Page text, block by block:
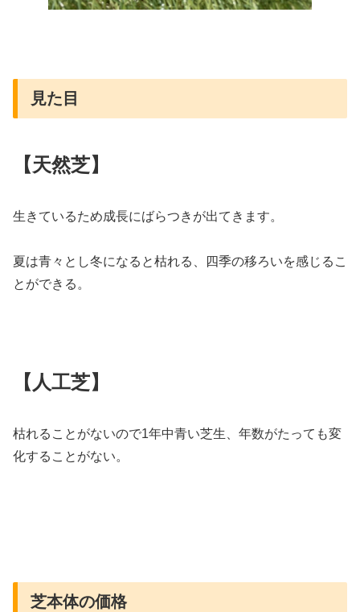
見た目
【天然芝】
生きているため成長にばらつきが出てきます。
夏は青々とし冬になると枯れる、四季の移ろいを感じるこ
とができる。
【人工芝】
枯れることがないので1年中青い芝生、年数がたっても変
化することがない。
芝本体の価格